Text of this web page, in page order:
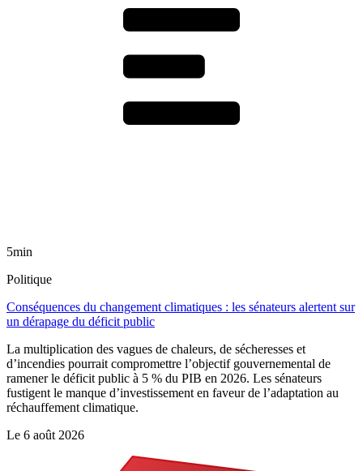
5min
Politique
Conséquences du changement climatiques : les sénateurs alertent sur
un dérapage du déficit public
La multiplication des vagues de chaleurs, de sécheresses et
d’incendies pourrait compromettre l’objectif gouvernemental de
ramener le déficit public à 5 % du PIB en 2026. Les sénateurs
fustigent le manque d’investissement en faveur de l’adaptation au
réchauffement climatique.
Le 6 août 2026